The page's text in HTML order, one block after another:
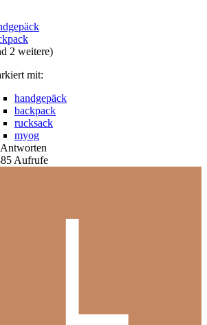
2 weitere)
mit:
handgepäck
backpack
rucksack
myog
Antworten
Aufrufe